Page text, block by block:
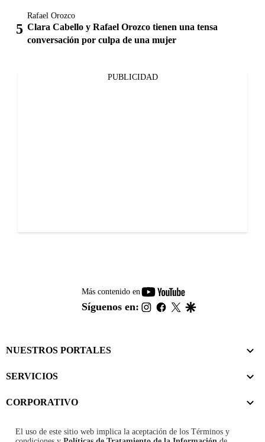
Rafael Orozco
Clara Cabello y Rafael Orozco tienen una tensa
conversación por culpa de una mujer
PUBLICIDAD
Más contenido en
youtube-
footer
Síguenos en: instagram
facebook
twitter
NUESTROS PORTALES
SERVICIOS
CORPORATIVO
El uso de este sitio web implica la aceptación de los Términos y